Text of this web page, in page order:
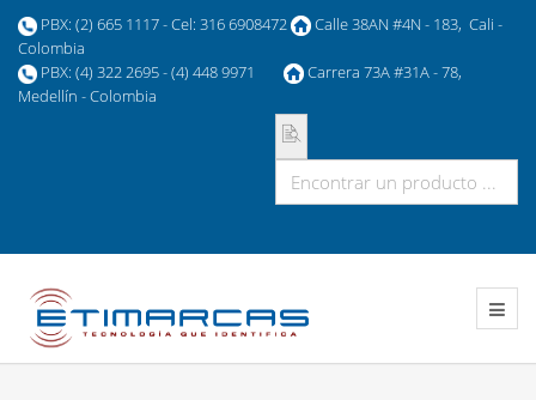
PBX: (2) 665 1117 - Cel: 316 6908472
Calle 38AN #4N - 183, Cali -
Colombia
PBX: (4) 322 2695 - (4) 448 9971
Carrera 73A #31A - 78,
Medellín - Colombia